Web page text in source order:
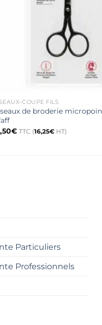
COUPE FILS
de broderie
€ TTC (16,25€HT)
Particuliers
Professionnels